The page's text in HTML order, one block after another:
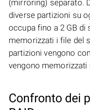
(mirroring) separato.
diverse partizioni su
occupa fino a 2 GB di
memorizzati i file del
partizioni vengono
vengono memorizzati
Confronto dei